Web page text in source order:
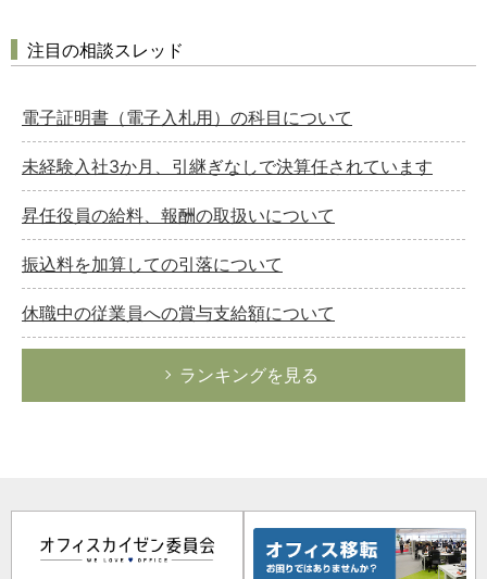
注目の相談スレッド
電子証明書（電子入札用）の科目について
未経験入社3か月、引継ぎなしで決算任されています
昇任役員の給料、報酬の取扱いについて
振込料を加算しての引落について
休職中の従業員への賞与支給額について
ランキングを見る